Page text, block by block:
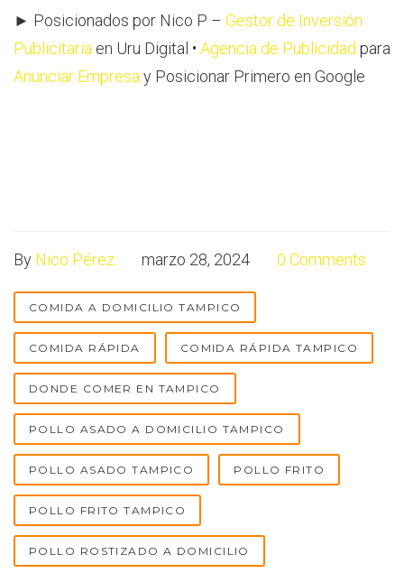
► Posicionados por Nico P – Gestor de Inversión
Publicitaria en Uru Digital • Agencia de Publicidad para
Anunciar Empresa y Posicionar Primero en Google
By Nico Pérez marzo 28, 2024 0 Comments
COMIDA A DOMICILIO TAMPICO
COMIDA RÁPIDA COMIDA RÁPIDA TAMPICO
DONDE COMER EN TAMPICO
POLLO ASADO A DOMICILIO TAMPICO
POLLO ASADO TAMPICO POLLO FRITO
POLLO FRITO TAMPICO
POLLO ROSTIZADO A DOMICILIO